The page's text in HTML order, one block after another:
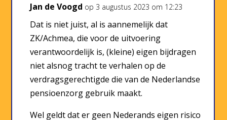
Jan de Voogd op 3 augustus 2023 om 12:23
Dat is niet juist, al is aannemelijk dat
ZK/Achmea, die voor de uitvoering
verantwoordelijk is, (kleine) eigen bijdragen
niet alsnog tracht te verhalen op de
verdragsgerechtigde die van de Nederlandse
pensioenzorg gebruik maakt.
Wel geldt dat er geen Nederands eigen risico